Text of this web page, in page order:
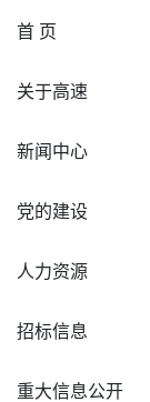
首 页
关于高速
新闻中心
党的建设
人力资源
招标信息
重大信息公开